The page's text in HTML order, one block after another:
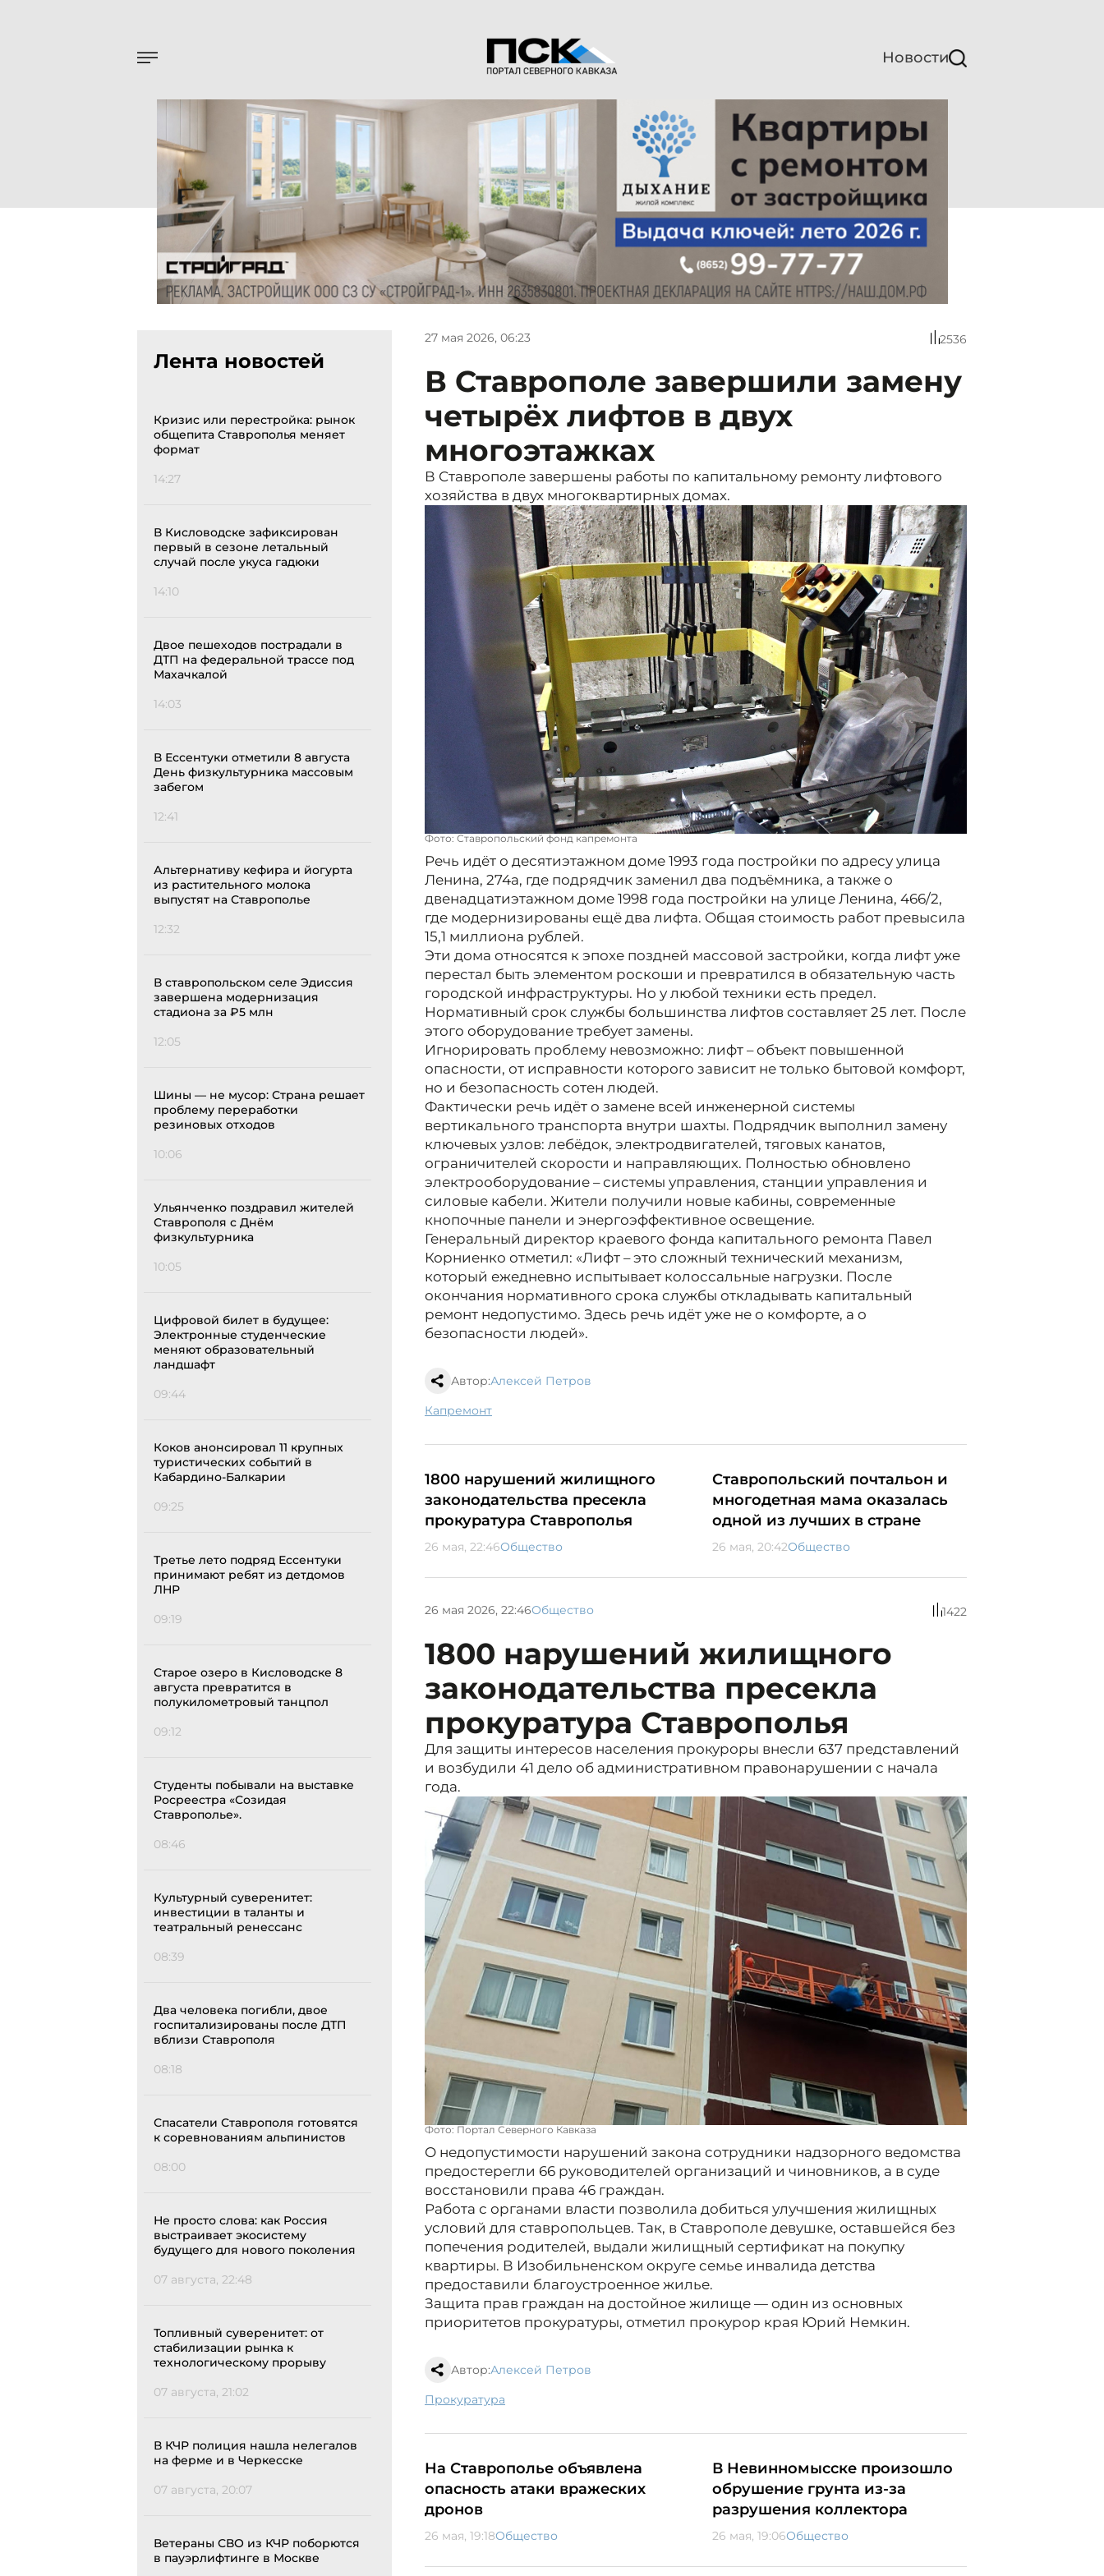
Новости
Лента новостей
Кризис или перестройка: рынок
общепита Ставрополья меняет
формат
14:27
В Кисловодске зафиксирован
первый в сезоне летальный
случай после укуса гадюки
14:10
Двое пешеходов пострадали в
ДТП на федеральной трассе под
Махачкалой
14:03
В Ессентуки отметили 8 августа
День физкультурника массовым
забегом
12:41
Альтернативу кефира и йогурта
из растительного молока
выпустят на Ставрополье
12:32
В ставропольском селе Эдиссия
завершена модернизация
стадиона за ₽5 млн
12:05
Шины — не мусор: Страна решает
проблему переработки
резиновых отходов
10:06
Ульянченко поздравил жителей
Ставрополя с Днём
физкультурника
10:05
Цифровой билет в будущее:
Электронные студенческие
меняют образовательный
ландшафт
09:44
Коков анонсировал 11 крупных
туристических событий в
Кабардино-Балкарии
09:25
Третье лето подряд Ессентуки
принимают ребят из детдомов
ЛНР
09:19
Старое озеро в Кисловодске 8
августа превратится в
полукилометровый танцпол
09:12
Студенты побывали на выставке
Росреестра «Созидая
Ставрополье».
08:46
Культурный суверенитет:
инвестиции в таланты и
театральный ренессанс
08:39
Два человека погибли, двое
госпитализированы после ДТП
вблизи Ставрополя
08:18
Спасатели Ставрополя готовятся
к соревнованиям альпинистов
08:00
Не просто слова: как Россия
выстраивает экосистему
будущего для нового поколения
07 августа, 22:48
Топливный суверенитет: от
стабилизации рынка к
технологическому прорыву
07 августа, 21:02
В КЧР полиция нашла нелегалов
на ферме и в Черкесске
07 августа, 20:07
Ветераны СВО из КЧР поборются
в пауэрлифтинге в Москве
27 мая 2026, 06:23 2536
В Ставрополе завершили замену
четырёх лифтов в двух
многоэтажках
В Ставрополе завершены работы по капитальному ремонту лифтового
хозяйства в двух многоквартирных домах.
Фото: Ставропольский фонд капремонта
Речь идёт о десятиэтажном доме 1993 года постройки по адресу улица
Ленина, 274а, где подрядчик заменил два подъёмника, а также о
двенадцатиэтажном доме 1998 года постройки на улице Ленина, 466/2,
где модернизированы ещё два лифта. Общая стоимость работ превысила
15,1 миллиона рублей.
Эти дома относятся к эпохе поздней массовой застройки, когда лифт уже
перестал быть элементом роскоши и превратился в обязательную часть
городской инфраструктуры. Но у любой техники есть предел.
Нормативный срок службы большинства лифтов составляет 25 лет. После
этого оборудование требует замены.
Игнорировать проблему невозможно: лифт – объект повышенной
опасности, от исправности которого зависит не только бытовой комфорт,
но и безопасность сотен людей.
Фактически речь идёт о замене всей инженерной системы
вертикального транспорта внутри шахты. Подрядчик выполнил замену
ключевых узлов: лебёдок, электродвигателей, тяговых канатов,
ограничителей скорости и направляющих. Полностью обновлено
электрооборудование – системы управления, станции управления и
силовые кабели. Жители получили новые кабины, современные
кнопочные панели и энергоэффективное освещение.
Генеральный директор краевого фонда капитального ремонта Павел
Корниенко отметил: «Лифт – это сложный технический механизм,
который ежедневно испытывает колоссальные нагрузки. После
окончания нормативного срока службы откладывать капитальный
ремонт недопустимо. Здесь речь идёт уже не о комфорте, а о
безопасности людей».
Автор:Алексей Петров
капремонт
1800 нарушений жилищного
законодательства пресекла
прокуратура Ставрополья
26 мая, 22:46Общество
Ставропольский почтальон и
многодетная мама оказалась
одной из лучших в стране
26 мая, 20:42Общество
26 мая 2026, 22:46Общество 1422
1800 нарушений жилищного
законодательства пресекла
прокуратура Ставрополья
Для защиты интересов населения прокуроры внесли 637 представлений
и возбудили 41 дело об административном правонарушении с начала
года.
Фото: Портал Северного Кавказа
О недопустимости нарушений закона сотрудники надзорного ведомства
предостерегли 66 руководителей организаций и чиновников, а в суде
восстановили права 46 граждан.
Работа с органами власти позволила добиться улучшения жилищных
условий для ставропольцев. Так, в Ставрополе девушке, оставшейся без
попечения родителей, выдали жилищный сертификат на покупку
квартиры. В Изобильненском округе семье инвалида детства
предоставили благоустроенное жилье.
Защита прав граждан на достойное жилище — один из основных
приоритетов прокуратуры, отметил прокурор края Юрий Немкин.
Автор:Алексей Петров
прокуратура
На Ставрополье объявлена
опасность атаки вражеских
дронов
26 мая, 19:18Общество
В Невинномысске произошло
обрушение грунта из-за
разрушения коллектора
26 мая, 19:06Общество